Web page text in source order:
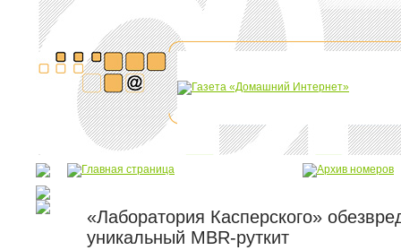
«Лаборатория Касперского»
уникальный MBR-руткит